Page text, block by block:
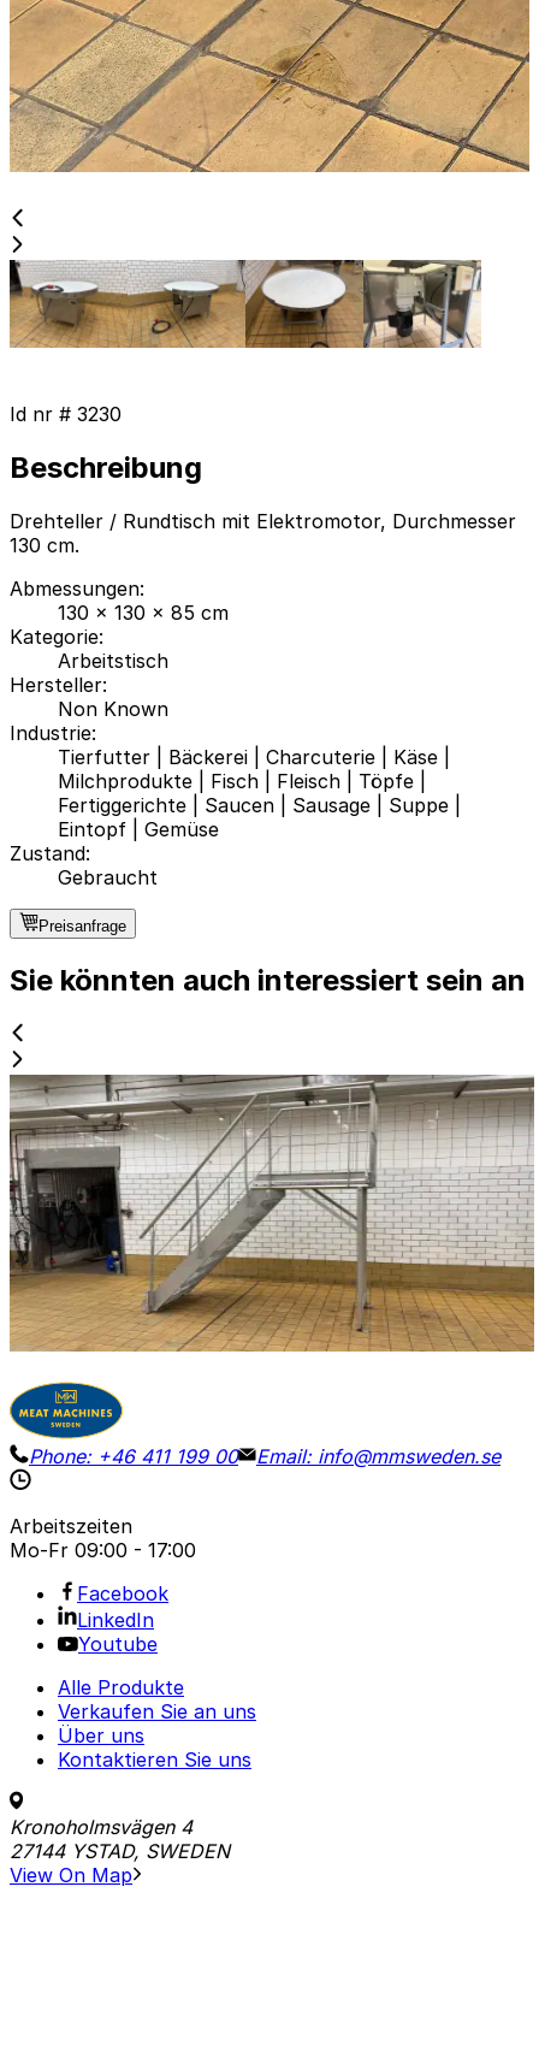
Id nr # 3230
Beschreibung
Drehteller / Rundtisch mit Elektromotor, Durchmesser
130 cm.
Abmessungen:
130 x 130 x 85 cm
Kategorie:
Arbeitstisch
Hersteller:
Non Known
Industrie:
Tierfutter
Bäckerei Charcuterie Käse
Milchprodukte
Fisch Fleisch Töpfe
Fertiggerichte
Saucen Sausage Suppe
Eintopf
Gemüse
Zustand:
Gebraucht
Preisanfrage
Sie könnten auch interessiert sein an
Gebraucht
STAIR / PLATFORM
ID NR 3272
220 x 75 x 290 cm
Edelstahlplattform für Inspektionen oder zur
Verwendung als Brücke. Stufenhöhe: 130 cm.
Details
Preisanfrage
Phone: +46 411 199 00 Email: info@mmsweden.se
Arbeitszeiten
Mo-Fr 09:00 - 17:00
Facebook
LinkedIn
Youtube
Alle Produkte
Verkaufen Sie an uns
Über uns
Kontaktieren Sie uns
Kronoholmsvägen 4
27144 YSTAD, SWEDEN
View On Map